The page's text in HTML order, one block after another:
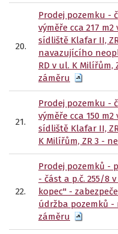
20.
Prodej pozemku -
výměře cca 217
sídliště Klafar II,
navazujícího
RD v ul. K
záměru
21.
Prodej pozemku -
výměře cca 150
sídliště Klafar II,
K Milířům, ZR 3 -
22.
Prodej pozemků -
- část a p.č. 255/8
kopec" -
údržba pozemků
záměru